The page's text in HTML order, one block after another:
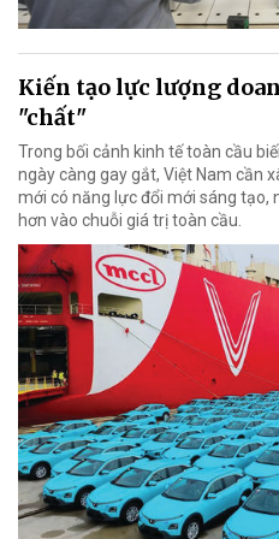
Kiến tạo lực lượng
"chất"
Trong bối cảnh kinh tế toàn cầu
ngày càng gay gắt, Việt Nam cần
mới có năng lực đổi mới sáng tạo,
hơn vào chuỗi giá trị toàn cầu.